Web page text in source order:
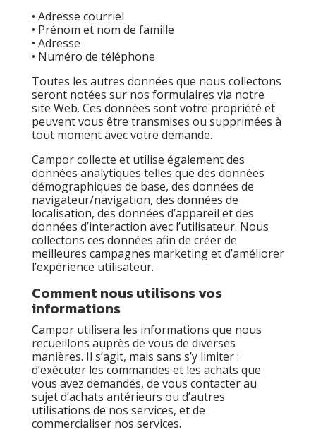
• Adresse courriel
• Prénom et nom de famille
• Adresse
• Numéro de téléphone
Toutes les autres données que nous collectons
seront notées sur nos formulaires via notre
site Web. Ces données sont votre propriété et
peuvent vous être transmises ou supprimées à
tout moment avec votre demande.
Campor collecte et utilise également des
données analytiques telles que des données
démographiques de base, des données de
navigateur/navigation, des données de
localisation, des données d’appareil et des
données d’interaction avec l’utilisateur. Nous
collectons ces données afin de créer de
meilleures campagnes marketing et d’améliorer
l’expérience utilisateur.
Comment nous utilisons vos
informations
Campor utilisera les informations que nous
recueillons auprès de vous de diverses
manières. Il s’agit, mais sans s’y limiter :
d’exécuter les commandes et les achats que
vous avez demandés, de vous contacter au
sujet d’achats antérieurs ou d’autres
utilisations de nos services, et de
commercialiser nos services.